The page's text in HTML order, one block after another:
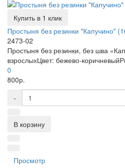
Купить в 1 клик
Простыня без резинки "Капучино"
2473-02
Простыня без резинки, без шва
взрослыхЦвет: бежево-
0
800р.
-
В корзину
Просмотр